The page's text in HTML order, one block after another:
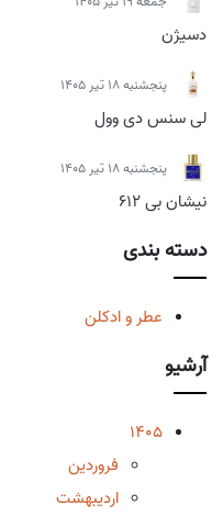
دسیژن
پنجشنبه 18 تیر 1405
لی سنس دی وول
پنجشنبه 18 تیر 1405
نیشان بی 612
دسته بندی
عطر و ادکلن
آرشیو
1405
فروردین
اردیبهشت